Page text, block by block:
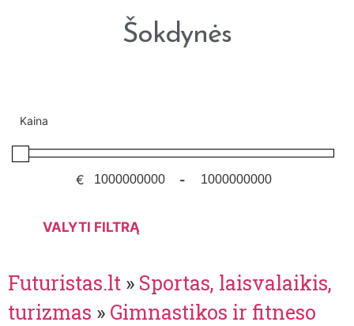
Šokdynės
Kaina
€ -
VALYTI FILTRĄ
Futuristas.lt » Sportas, laisvalaikis,
turizmas » Gimnastikos ir fitneso